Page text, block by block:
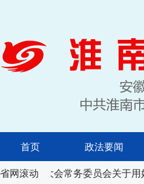
首页 政法要闻
省网滚动
民代表大会常务委员会关于用